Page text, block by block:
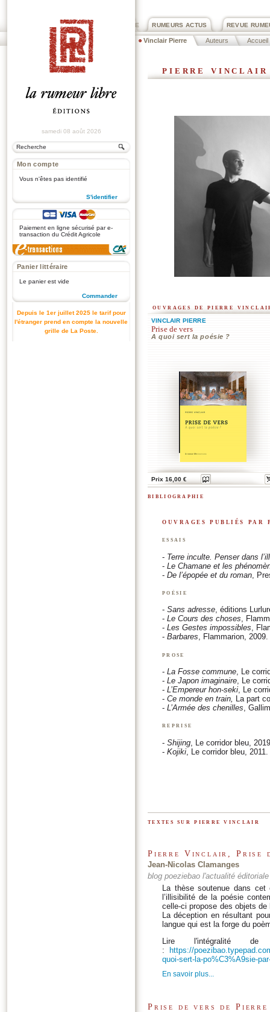
REVUE
RUMEURS ACTUS
PRIX ROGER DEXTRE
Vinclair Pierre Auteurs Accueil
samedi 08 août 2026
Mon compte
Vous n'êtes pas identifié
S'identifier
Paiement en ligne sécurisé par e-
transaction du Crédit Agricole
Panier littéraire
Le panier est vide
Commander
Depuis le 1er juillet 2025 le tarif pour
l'étranger prend en compte la nouvelle
grille de La Poste.
pierre vinclair
ouvrages de pierre
VINCLAIR PIERRE
Prise de vers
A quoi sert la poésie ?
Prix 16,00 €
bibliographie
ouvrages publiés
essais
- Terre inculte. Penser dans
- Le Chamane et les
- De l’épopée et du roman ,
poésie
- Sans adresse, éditions
- Le Cours des choses,
- Les Gestes impossibles,
- Barbares, Flammarion, 2009.
prose
- La Fosse commune, Le
- Le Japon imaginaire, Le
- L’Empereur hon-seki, Le
- Ce monde en train, La part
- L’Armée des chenilles,
reprise
- Shijing , Le corridor bleu,
- Kojiki , Le corridor bleu, 2011.
textes sur pierre vinclair
Pierre Vinclair, Prise
Jean-Nicolas Clamanges
blog poeziebao l'actualité
La thèse soutenue dans cet
l’illisibilité de la poésie
celle-ci propose des objets de
La déception en résultant
langue qui est la forge du
Lire l'intégralité
:
https://
quoi-sert-la-po%C3%A9sie-
En savoir plus...
Prise de vers de